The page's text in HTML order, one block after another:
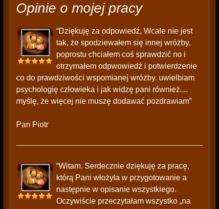
Opinie o mojej pracy
“Dziękuję za odpowiedź, Wcale nie jest
tak, że spodziewałem się innej wróżby,
poprostu chciałem coś sprawdzić no i
otrzymałem odpwowiedź i potwierdzenie
co do prawdziwości wspomianej wróżby. uwielbiam
psychologię człowieka i jak widzę pani również....
myślę, że więcej nie muszę dodawać pozdrawiam”
Pan Piotr
“Witam. Serdecznie dziękuję za pracę,
którą Pani włożyła w przygotowanie a
następnie w opisanie wszystkiego.
Oczywiście przeczytałam wszystko „na